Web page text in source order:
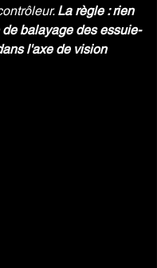
La règle : rien
balayage des essuie-
l'axe de vision